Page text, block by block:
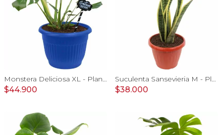
Monstera Deliciosa XL - Planta de interior en macetero
$44.900
Suculenta Sansevieria M - Planta de interior en macetero
$38.000